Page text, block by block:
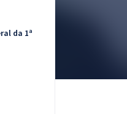
da 1ª